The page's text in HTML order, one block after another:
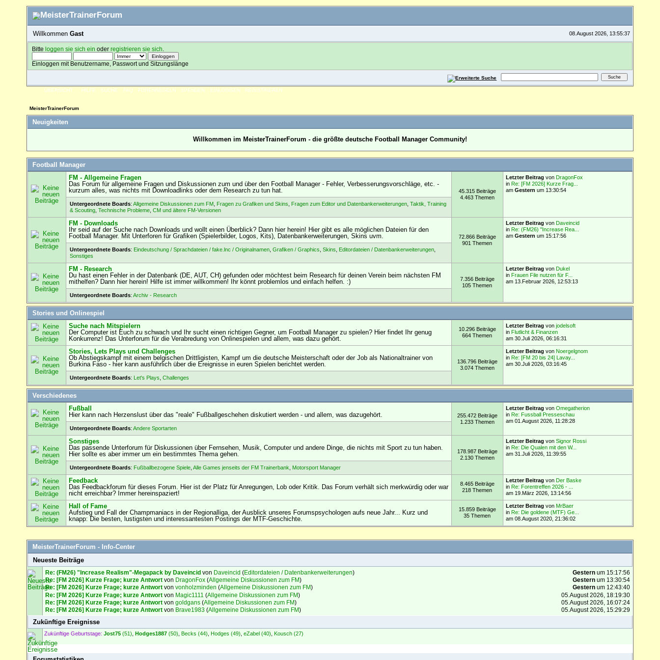
08.August 2026, 13:55:37
WillkommenGast
Bitte loggen sie sich ein oder registrieren sie sich
Einloggen mit Benutzername, Passwort und Sitzungslänge
ÜBERSICHT HILFE SUCHE FAQ FORENREGELN SPENDEN EINLOGGEN REGISTRIEREN
MeisterTrainerForum
Neuigkeiten
Willkommen im MeisterTrainerForum - die größte deutsche Football Manager Community!
Football Manager
FM - Allgemeine Fragen
Das Forum für allgemeine Fragen und Diskussionen zum und über den Football Manager - Fehler, Verbesserungsvorschläge, etc. -
kurzum alles, was nichts mit Downloadlinks oder dem Research zu tun hat.
45.315 Beiträge
4.463 Themen
Letzter Beitrag von DragonFox
in Re: [FM 2026] Kurze Frag...
amGestern um 13:30:54
Untergeordnete Boards:Allgemeine Diskussionen zum FM Fragen zu Grafiken und Skins Fragen zum Editor und Datenbankerweiterungen ,Taktik, Training
& Scouting ,Technische Probleme ,CM und ältere FM-Versionen
FM - Downloads
Ihr seid auf der Suche nach Downloads und wollt einen Überblick? Dann hier herein! Hier gibt es alle möglichen Dateien für den
Football Manager. Mit Unterforen für Grafiken (Spielerbilder, Logos, Kits), Datenbankerweiterungen, Skins uvm.
72.866 Beiträge
901 Themen
Letzter Beitrag von Daveincid
in Re: (FM26) "Increase Rea...
amGestern um 15:17:56
Untergeordnete Boards: Eindeutschung / Sprachdateien / fake.lnc / Originalnamen ,Grafiken / Graphics ,Skins Editordateien / Datenbankerweiterungen
Sonstiges
FM - Research
Du hast einen Fehler in der Datenbank (DE, AUT, CH) gefunden oder möchtest beim Research für deinen Verein beim nächsten FM
mithelfen? Dann hier herein! Hilfe ist immer willkommen! Ihr könnt problemlos und einfach helfen. :)
7.356 Beiträge
105 Themen
Letzter Beitrag von Dukel
in Frauen File nutzen für F...
am 13.Februar 2026, 12:53:13
Untergeordnete Boards:Archiv - Research
Stories und Onlinespiel
Suche nach Mitspielern
Der Computer ist Euch zu schwach und Ihr sucht einen richtigen Gegner, um Football Manager zu spielen? Hier findet Ihr genug
Konkurrenz! Das Unterforum für die Verabredung von Onlinespielen und allem, was dazu gehört.
10.296 Beiträge
664 Themen
Letzter Beitrag vonjodelsoft
in Flutlicht & Finanzen
am 30.Juli 2026, 06:16:31
Stories, Lets Plays und Challenges
Ob Abstiegskampf mit einem belgischen Drittligisten, Kampf um die deutsche Meisterschaft oder der Job als Nationaltrainer von
Burkina Faso - hier kann ausführlich über die Ereignisse in euren Spielen berichtet werden.
136.796 Beiträge
3.074 Themen
Letzter Beitrag von Noergelgnom
in Re: [FM 20 bis 24] Lavay...
am 30.Juli 2026, 03:16:45
Untergeordnete Boards: Let's Plays ,Challenges
Verschiedenes
Fußball
Hier kann nach Herzenslust über das "reale" Fußballgeschehen diskutiert werden - und allem, was dazugehört.
255.472 Beiträge
1.233 Themen
Letzter Beitrag vonOmegatherion
in Re: Fussball Presseschau
am 01.August 2026, 11:28:28
Untergeordnete Boards:Andere Sportarten
Sonstiges
Das passende Unterforum für Diskussionen über Fernsehen, Musik, Computer und andere Dinge, die nichts mit Sport zu tun haben.
Hier sollte es aber immer um ein bestimmtes Thema gehen.
178.987 Beiträge
2.130 Themen
Letzter Beitrag vonSignor Rossi
in Re: Die Qualen mit den W...
am 31.Juli 2026, 11:39:55
Untergeordnete Boards: Fußballbezogene Spiele ,Alle Games jenseits der FM Trainerbank Motorsport Manager
Feedback
Das Feedbackforum für dieses Forum. Hier ist der Platz für Anregungen, Lob oder Kritik. Das Forum verhält sich merkwürdig oder war
nicht erreichbar? Immer hereinspaziert!
8.465 Beiträge
218 Themen
Letzter Beitrag von Der Baske
in Re: Forentreffen 2026 - ...
am 19.März 2026, 13:14:56
Hall of Fame
Aufstieg und Fall der Champmaniacs in der Regionalliga, der Ausblick unseres Forumspsychologen aufs neue Jahr... Kurz und
knapp: Die besten, lustigsten und interessantesten Postings der MTF-Geschichte.
15.859 Beiträge
35 Themen
Letzter Beitrag von MrBaer
in Re: Die goldene (MTF) Ge...
am 08.August 2020, 21:36:02
MeisterTrainerForum - Info-Center
Neueste Beiträge
Re: (FM26) "Increase Realism"-Megapack by Daveincidvon Daveincid (Editordateien / Datenbankerweiterungen) Gestern um 15:17:56
Re: [FM 2026] Kurze Frage; kurze Antwortvon DragonFox(Allgemeine Diskussionen zum FM) Gestern um 13:30:54
Re: [FM 2026] Kurze Frage; kurze Antwortvon vonholzminden (Allgemeine Diskussionen zum FM) Gestern um 12:43:40
Re: [FM 2026] Kurze Frage; kurze Antwortvon Magic1111 (Allgemeine Diskussionen zum FM)
05.August 2026, 18:19:30
Re: [FM 2026] Kurze Frage; kurze Antwortvon goldgans(Allgemeine Diskussionen zum FM)
05.August 2026, 16:07:24
Re: [FM 2026] Kurze Frage; kurze Antwortvon Brave1983 (Allgemeine Diskussionen zum FM) 05.August 2026, 15:29:29
Zukünftige Ereignisse
Zukünftige Geburtstage: Jost75 (51) ,Hodges1887 (50) Becks (44) Hodges (49) ,eZabel (40) Kousch (27)